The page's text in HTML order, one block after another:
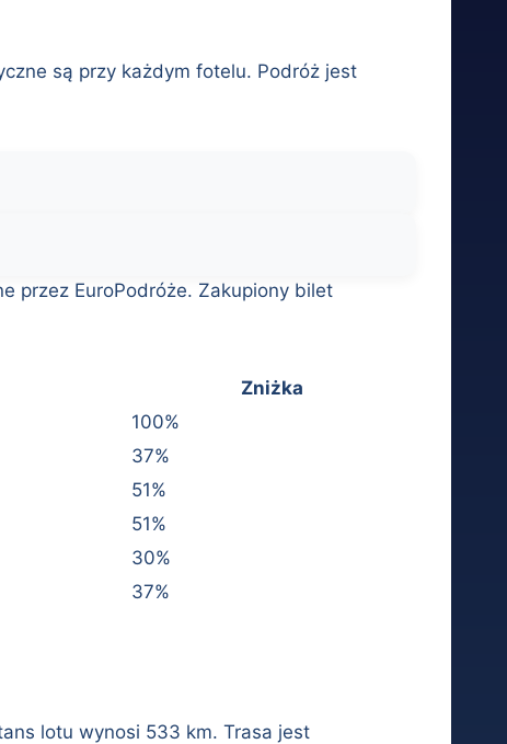
są przy każdym fotelu. Podróż jest
przez EuroPodróże. Zakupiony bilet
Zniżka
100%
37%
51%
51%
30%
37%
lotu wynosi 533 km. Trasa jest